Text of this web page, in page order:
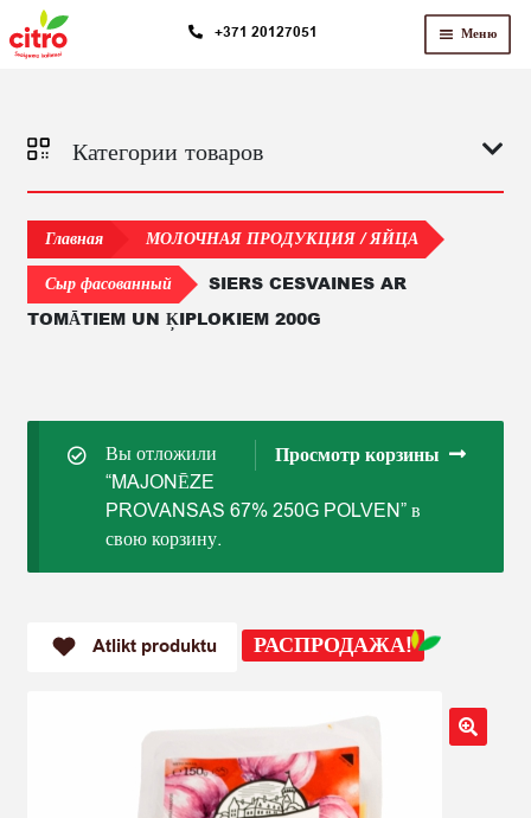
Перейти
Перейти
+371 20127051 Меню
Категории товаров
Главная
МОЛОЧНАЯ ПРОДУКЦИЯ / ЯЙЦА
Сыр фасованный
SIERS CESVAINES AR
TOMĀTIEM UN ĶIPLOKIEM 200G
Просмотр корзины
Вы отложили
“MAJONĒZE
PROVANSAS 67% 250G POLVEN” в
свою корзину.
Atlikt produktu РАСПРОДАЖА!